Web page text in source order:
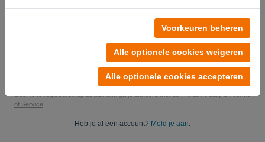
Voorkeuren beheren
Alle optionele cookies weigeren
Alle optionele cookies accepteren
Start je gratis proefperiode
Je zit nergens aan vast! 100% vrijblijvend
Je gegevens zijn 100% veilig
Door je te registreren op dit platform ga je akkoord met dePrivacy PolicyenTerms
of Service
Heb je al een account? Meld je aan.